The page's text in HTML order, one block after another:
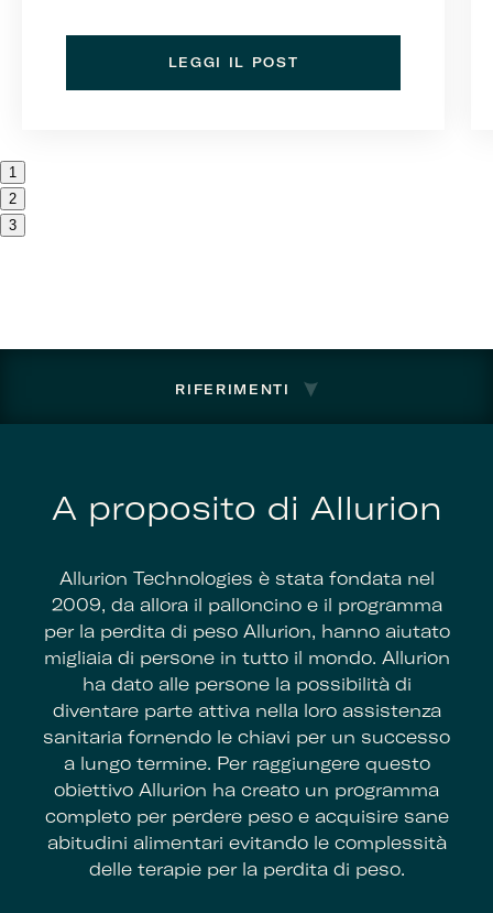
LEGGI IL POST
1
2
3
RIFERIMENTI
A proposito di Allurion
Allurion Technologies è stata fondata nel
2009, da allora il palloncino e il programma
per la perdita di peso Allurion, hanno aiutato
migliaia di persone in tutto il mondo. Allurion
ha dato alle persone la possibilità di
diventare parte attiva nella loro assistenza
sanitaria fornendo le chiavi per un successo
a lungo termine. Per raggiungere questo
obiettivo Allurion ha creato un programma
completo per perdere peso e acquisire sane
abitudini alimentari evitando le complessità
delle terapie per la perdita di peso.